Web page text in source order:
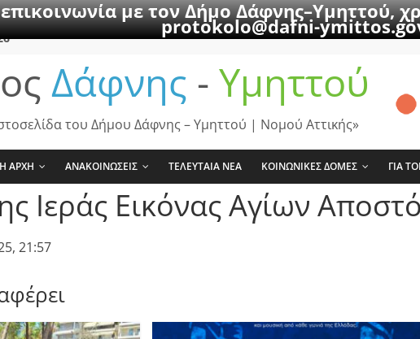
με τον Δήμο Δάφνης–Υμηττού,
protokolo@dafni-
Δάφνης - Υμηττού
του Δήμου Δάφνης – Υμηττού | Νομού Αττικής»
ΑΡΧΗ ΑΝΑΚΟΙΝΩΣΕΙΣ ΤΕΛΕΥΤΑΙΑ ΝΕΑ ΚΟΙΝΩΝΙΚΕΣ ΔΟΜΕΣ ΓΙΑ
Ιεράς Εικόνας Αγίων
21:57